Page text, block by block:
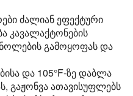
ძალიან ეფექტური
კავალაქტონების
გამოყოფას და
და 105°F-ზე დაბლა
გაჟონვა ათავისუფლებს